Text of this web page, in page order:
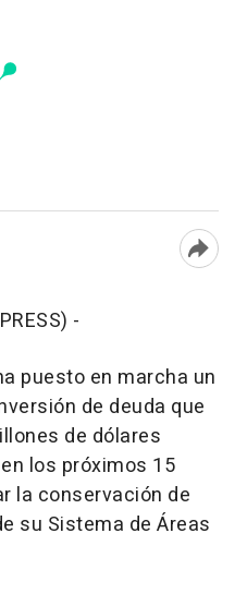
-
puesto en marcha un
de deuda que
de dólares
los próximos 15
la conservación de
su Sistema de Áreas